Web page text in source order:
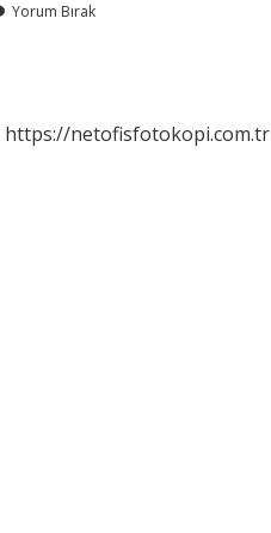
Yorum Bırak
https://netofisfotokopi.com.tr